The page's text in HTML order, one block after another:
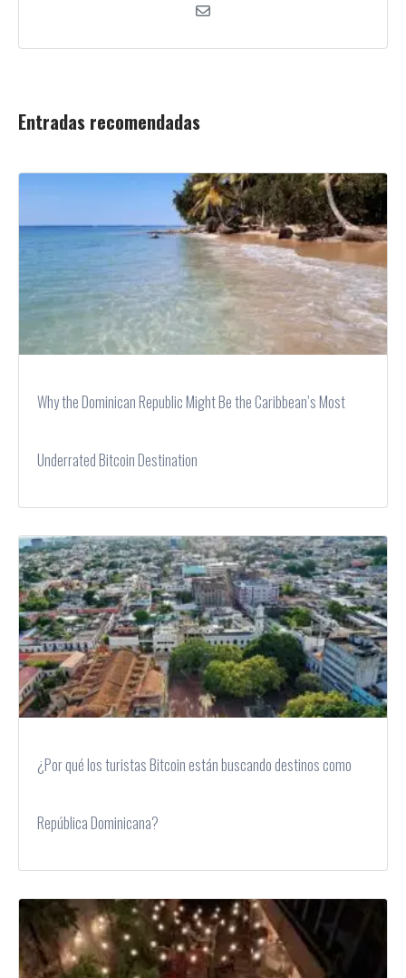
Entradas recomendadas
Why the Dominican Republic Might Be the Caribbean’s Most
Underrated Bitcoin Destination
¿Por qué los turistas Bitcoin están buscando destinos como
República Dominicana?